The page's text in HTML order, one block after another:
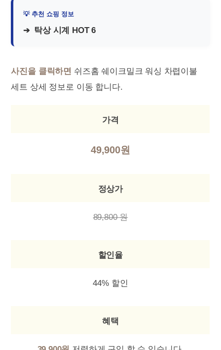
탁상 시계 HOT 6
사진을 클릭하면 쉬즈홈 쉐이크밀크 워싱 차렵이불
세트 상세 정보로 이동 합니다.
가격
49,900원
정상가
89,800 원
할인율
44% 할인
혜택